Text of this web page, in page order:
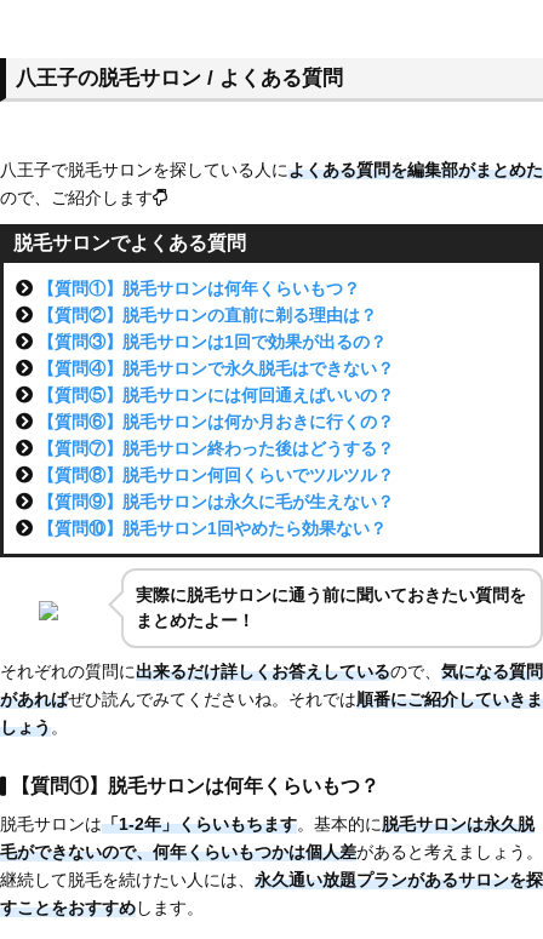
八王子の脱毛サロン / よくある質問
八王子で脱毛サロンを探している人によくある質問を編集部がまとめた
ので、ご紹介します
脱毛サロンでよくある質問
【質問①】脱毛サロンは何年くらいもつ？
【質問②】脱毛サロンの直前に剃る理由は？
【質問③】脱毛サロンは1回で効果が出るの？
【質問④】脱毛サロンで永久脱毛はできない？
【質問⑤】脱毛サロンには何回通えばいいの？
【質問⑥】脱毛サロンは何か月おきに行くの？
【質問⑦】脱毛サロン終わった後はどうする？
【質問⑧】脱毛サロン何回くらいでツルツル？
【質問⑨】脱毛サロンは永久に毛が生えない？
【質問⑩】脱毛サロン1回やめたら効果ない？
実際に脱毛サロンに通う前に聞いておきたい質問を
まとめたよー！
それぞれの質問に出来るだけ詳しくお答えしているので、 気になる質問
があればぜひ読んでみてくださいね。それでは順番にご紹介していきま
しょう。
【質問①】脱毛サロンは何年くらいもつ？
脱毛サロンは「1-2年」くらいもちます。基本的に脱毛サロンは永久脱
毛ができないので、何年くらいもつかは個人差があると考えましょう。
継続して脱毛を続けたい人には、 永久通い放題プランがあるサロンを探
すことをおすすめします。